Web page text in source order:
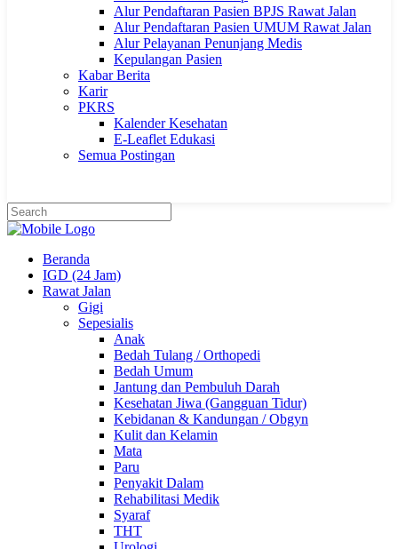
Alur Pendaftaran Pasien BPJS Rawat Jalan
Alur Pendaftaran Pasien UMUM Rawat Jalan
Alur Pelayanan Penunjang Medis
Kepulangan Pasien
Kabar Berita
Karir
PKRS
Kalender Kesehatan
E-Leaflet Edukasi
Semua Postingan
Beranda
IGD (24 Jam)
Rawat Jalan
Gigi
Sepesialis
Anak
Bedah Tulang / Orthopedi
Bedah Umum
Jantung dan Pembuluh Darah
Kesehatan Jiwa (Gangguan Tidur)
Kebidanan & Kandungan / Obgyn
Kulit dan Kelamin
Mata
Paru
Penyakit Dalam
Rehabilitasi Medik
Syaraf
THT